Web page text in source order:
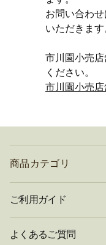
お問い合わ
いただきます
市川園小売
ください。
市川園小売
商品カテゴリ
ご利用ガイド
よくあるご質問